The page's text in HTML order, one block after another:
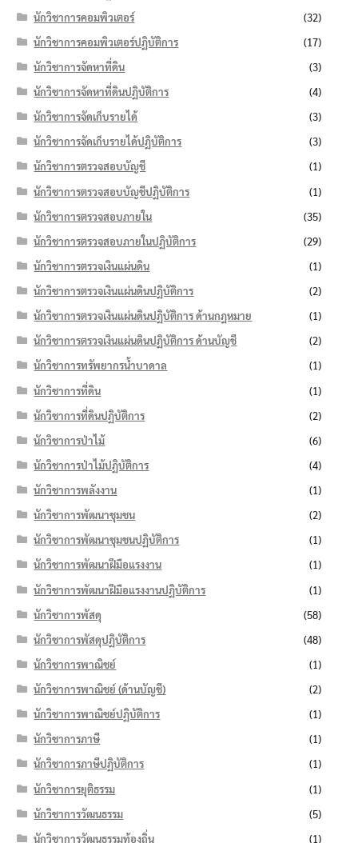
นักวิชาการคอมพิวเตอร์
(32)
นักวิชาการคอมพิวเตอร์ปฏิบัติการ
(17)
นักวิชาการจัดหาที่ดิน
(3)
นักวิชาการจัดหาที่ดินปฏิบัติการ
(4)
นักวิชาการจัดเก็บรายได้
(3)
นักวิชาการจัดเก็บรายได้ปฏิบัติการ
(3)
นักวิชาการตรวจสอบบัญชี
(1)
นักวิชาการตรวจสอบบัญชีปฏิบัติการ
(1)
นักวิชาการตรวจสอบภายใน
(35)
นักวิชาการตรวจสอบภายในปฏิบัติการ
(29)
นักวิชาการตรวจเงินแผ่นดิน
(1)
นักวิชาการตรวจเงินแผ่นดินปฏิบัติการ
(2)
นักวิชาการตรวจเงินแผ่นดินปฏิบัติการ ด้านกฎหมาย
(1)
นักวิชาการตรวจเงินแผ่นดินปฏิบัติการ ด้านบัญชี
(2)
นักวิชาการทรัพยากรน้ำบาดาล
(1)
นักวิชาการที่ดิน
(1)
นักวิชาการที่ดินปฏิบัติการ
(2)
นักวิชาการป่าไม้
(6)
นักวิชาการป่าไม้ปฏิบัติการ
(4)
นักวิชาการพลังงาน
(1)
นักวิชาการพัฒนาชุมชน
(2)
นักวิชาการพัฒนาชุมชนปฏิบัติการ
(1)
นักวิชาการพัฒนาฝีมือแรงงาน
(1)
นักวิชาการพัฒนาฝีมือแรงงานปฏิบัติการ
(1)
นักวิชาการพัสดุ
(58)
นักวิชาการพัสดุปฏิบัติการ
(48)
นักวิชาการพาณิชย์
(1)
นักวิชาการพาณิชย์ (ด้านบัญชี)
(2)
นักวิชาการพาณิชย์ปฏิบัติการ
(1)
นักวิชาการภาษี
(1)
นักวิชาการภาษีปฏิบัติการ
(1)
นักวิชาการยุติธรรม
(1)
นักวิชาการวัฒนธรรม
(5)
นักวิชาการวัฒนธรรมท้องถิ่น
(1)